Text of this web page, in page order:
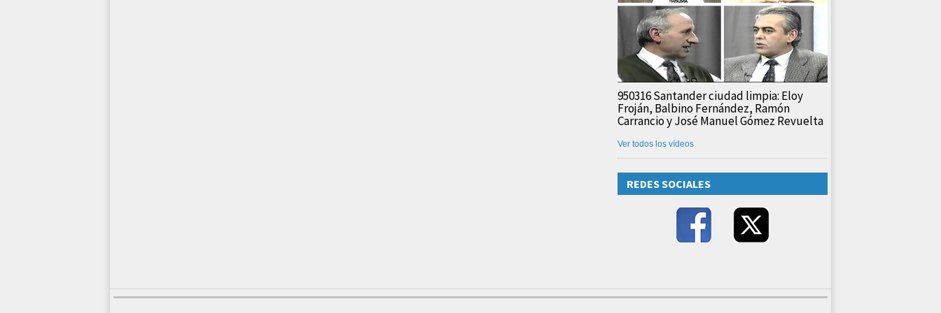
950316 Santander ciudad limpia: Eloy
Froján, Balbino Fernández, Ramón
Carrancio y José Manuel Gómez Revuelta
Ver todos los vídeos
REDES SOCIALES